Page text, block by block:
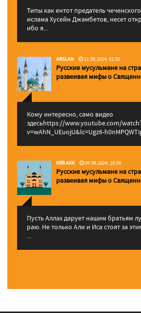
Типы как ентот предатель
ислама Хусейн Джамбетов, несет
ибо я...
ARSLAN 11.06.2024, 02:50
Русские мусульмане на
pазвеивая мифы о
Кому интересно, само видео
здесьhttps://www.youtube.com/
v=wAhN_UEuojU&lc=Ugz6-
KRR AKK 09.06.2024, 18:56
Русские мусульмане на
pазвеивая мифы о
Пусть Аллах дарует нашим братьям
раю. Не только Али и Иса стоят за
...